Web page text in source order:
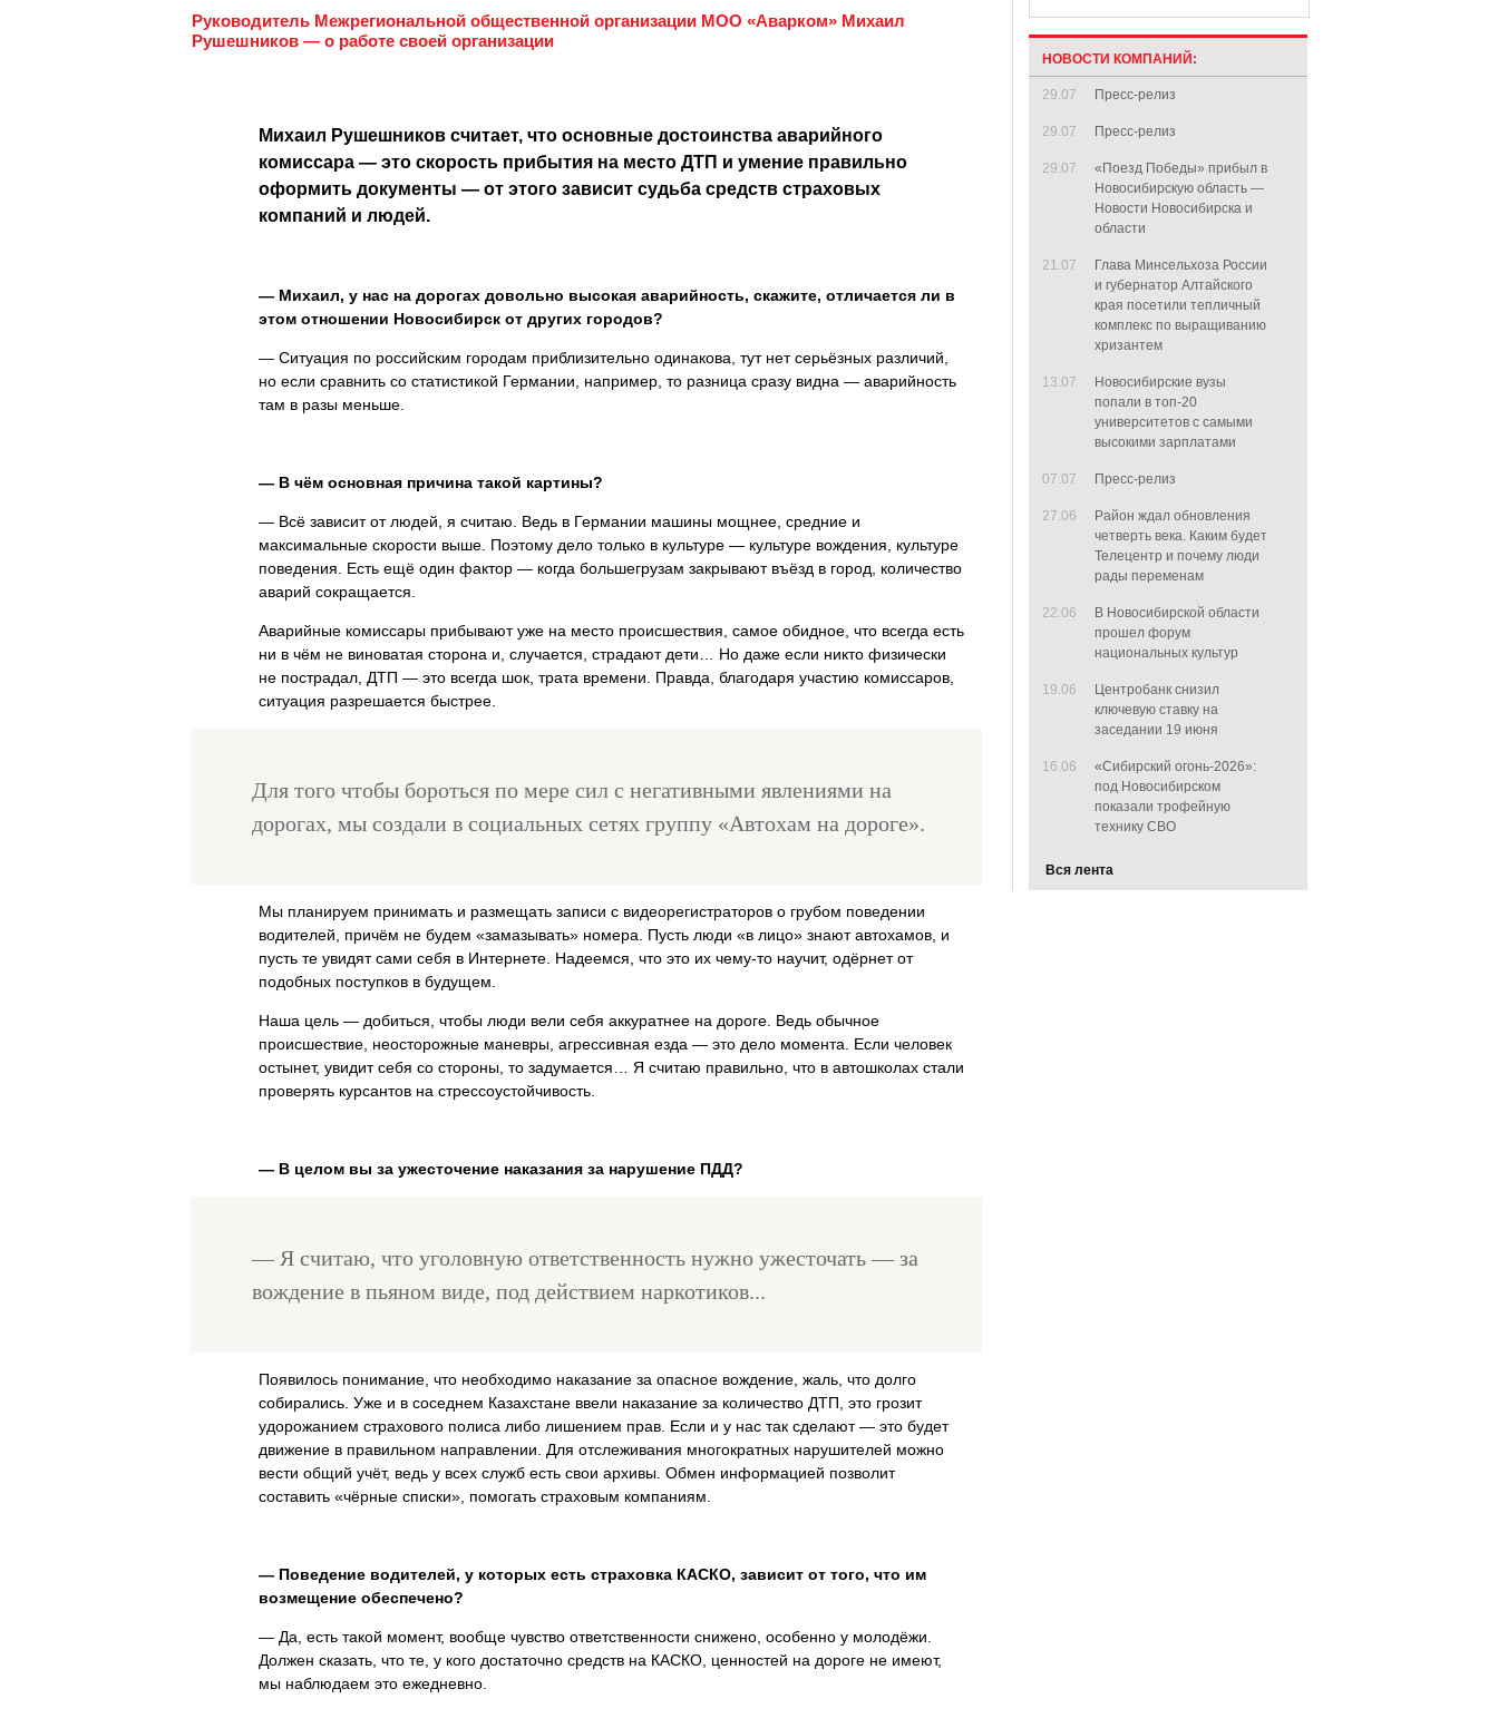
Руководитель Межрегиональной общественной организации МОО «Аварком» Михаил
Рушешников — о работе своей организации
Михаил Рушешников считает, что основные достоинства аварийного
комиссара — это скорость прибытия на место ДТП и умение правильно
оформить документы — от этого зависит судьба средств страховых
компаний и людей.
— Михаил, у нас на дорогах довольно высокая аварийность, скажите, отличается ли в
этом отношении Новосибирск от других городов?
— Ситуация по российским городам приблизительно одинакова, тут нет серьёзных различий,
но если сравнить со статистикой Германии, например, то разница сразу видна — аварийность
там в разы меньше.
— В чём основная причина такой картины?
— Всё зависит от людей, я считаю. Ведь в Германии машины мощнее, средние и
максимальные скорости выше. Поэтому дело только в культуре — культуре вождения, культуре
поведения. Есть ещё один фактор — когда большегрузам закрывают въёзд в город, количество
аварий сокращается.
Аварийные комиссары прибывают уже на место происшествия, самое обидное, что всегда есть
ни в чём не виноватая сторона и, случается, страдают дети… Но даже если никто физически
не пострадал, ДТП — это всегда шок, трата времени. Правда, благодаря участию комиссаров,
ситуация разрешается быстрее.
Для того чтобы бороться по мере сил с негативными явлениями на
дорогах, мы создали в социальных сетях группу «Автохам на дороге».
Мы планируем принимать и размещать записи с видеорегистраторов о грубом поведении
водителей, причём не будем «замазывать» номера. Пусть люди «в лицо» знают автохамов, и
пусть те увидят сами себя в Интернете. Надеемся, что это их чему-то научит, одёрнет от
подобных поступков в будущем.
Наша цель — добиться, чтобы люди вели себя аккуратнее на дороге. Ведь обычное
происшествие, неосторожные маневры, агрессивная езда — это дело момента. Если человек
остынет, увидит себя со стороны, то задумается… Я считаю правильно, что в автошколах стали
проверять курсантов на стрессоустойчивость.
— В целом вы за ужесточение наказания за нарушение ПДД?
— Я считаю, что уголовную ответственность нужно ужесточать — за
вождение в пьяном виде, под действием наркотиков...
Появилось понимание, что необходимо наказание за опасное вождение, жаль, что долго
собирались. Уже и в соседнем Казахстане ввели наказание за количество ДТП, это грозит
удорожанием страхового полиса либо лишением прав. Если и у нас так сделают — это будет
движение в правильном направлении. Для отслеживания многократных нарушителей можно
вести общий учёт, ведь у всех служб есть свои архивы. Обмен информацией позволит
составить «чёрные списки», помогать страховым компаниям.
— Поведение водителей, у которых есть страховка КАСКО, зависит от того, что им
возмещение обеспечено?
— Да, есть такой момент, вообще чувство ответственности снижено, особенно у молодёжи.
Должен сказать, что те, у кого достаточно средств на КАСКО, ценностей на дороге не имеют,
мы наблюдаем это ежедневно.
НОВОСТИ КОМПАНИЙ:
29.07 Пресс-релиз
29.07 Пресс-релиз
29.07
«Поезд Победы» прибыл в
Новосибирскую область —
Новости Новосибирска и
области
21.07
Глава Минсельхоза России
и губернатор Алтайского
края посетили тепличный
комплекс по выращиванию
хризантем
13.07
Новосибирские вузы
попали в топ-20
университетов с самыми
высокими зарплатами
07.07 Пресс-релиз
27.06
Район ждал обновления
четверть века. Каким будет
Телецентр и почему люди
рады переменам
22.06
В Новосибирской области
прошел форум
национальных культур
19.06
Центробанк снизил
ключевую ставку на
заседании 19 июня
16.06
«Сибирский огонь-2026»:
под Новосибирском
показали трофейную
технику СВО
Вся лента